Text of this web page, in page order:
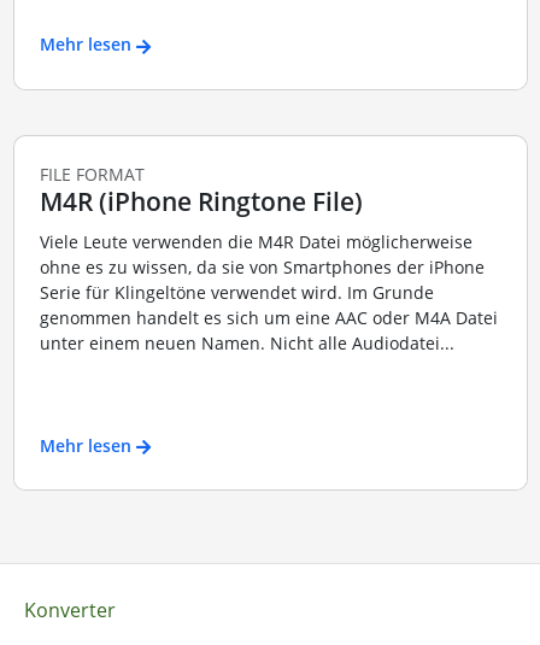
Mehr lesen
FILE FORMAT
M4R (iPhone Ringtone File)
Viele Leute verwenden die M4R Datei möglicherweise
ohne es zu wissen, da sie von Smartphones der iPhone
Serie für Klingeltöne verwendet wird. Im Grunde
genommen handelt es sich um eine AAC oder M4A Datei
unter einem neuen Namen. Nicht alle Audiodatei...
Mehr lesen
Konverter